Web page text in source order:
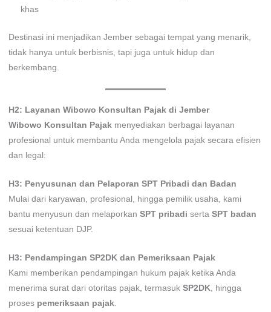
khas
Destinasi ini menjadikan Jember sebagai tempat yang menarik,
tidak hanya untuk berbisnis, tapi juga untuk hidup dan
berkembang.
H2: Layanan Wibowo Konsultan Pajak di Jember
Wibowo Konsultan Pajakmenyediakan berbagai layanan
profesional untuk membantu Anda mengelola pajak secara efisien
dan legal:
H3: Penyusunan dan Pelaporan SPT Pribadi dan Badan
Mulai dari karyawan, profesional, hingga pemilik usaha, kami
bantu menyusun dan melaporkan SPT pribadi serta SPT badan
sesuai ketentuan DJP.
H3: Pendampingan SP2DK dan Pemeriksaan Pajak
Kami memberikan pendampingan hukum pajak ketika Anda
menerima surat dari otoritas pajak, termasuk SP2DK, hingga
proses pemeriksaan pajak.